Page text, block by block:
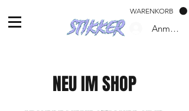
WARENKORB
Anmelden
NEU IM SHOP